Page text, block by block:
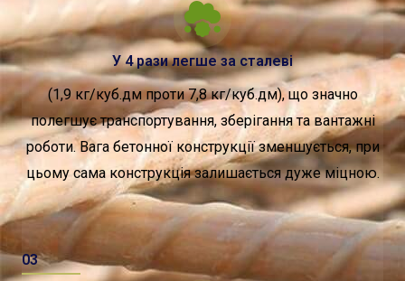
У 4 рази легше за сталеві
(1,9 кг/куб.дм проти 7,8 кг/куб.дм), що значно
полегшує транспортування, зберігання та вантажні
роботи. Вага бетонної конструкції зменшується, при
цьому сама конструкція залишається дуже міцною.
03